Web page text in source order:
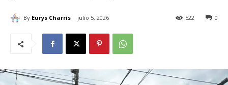
By Eurys Charris julio 5, 2026 0
522